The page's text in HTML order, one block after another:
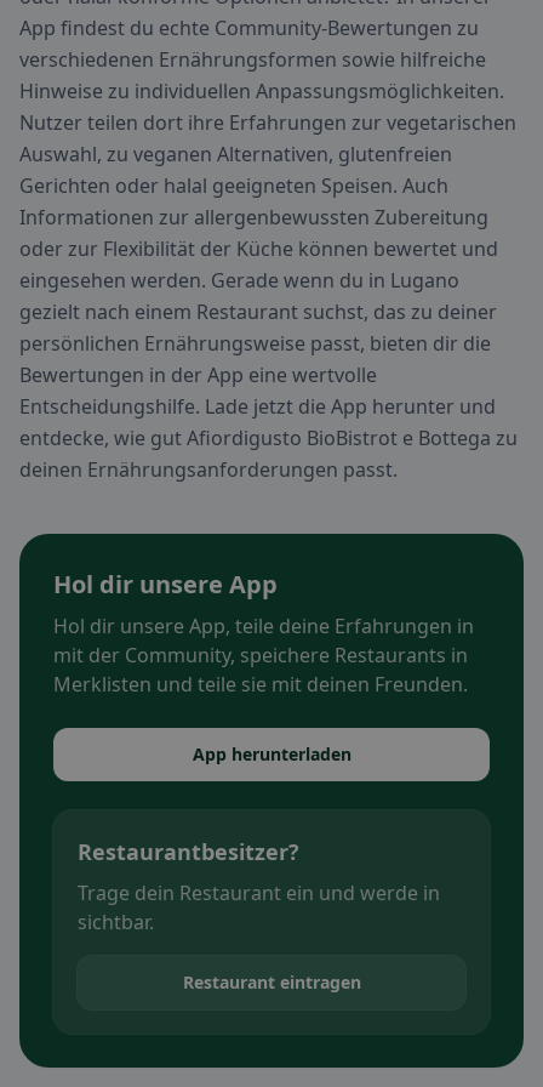
App findest du echte Community-Bewertungen zu
verschiedenen Ernährungsformen sowie hilfreiche
Hinweise zu individuellen Anpassungsmöglichkeiten.
Nutzer teilen dort ihre Erfahrungen zur vegetarischen
Auswahl, zu veganen Alternativen, glutenfreien
Gerichten oder halal geeigneten Speisen. Auch
Informationen zur allergenbewussten Zubereitung
oder zur Flexibilität der Küche können bewertet und
eingesehen werden. Gerade wenn du in Lugano
gezielt nach einem Restaurant suchst, das zu deiner
persönlichen Ernährungsweise passt, bieten dir die
Bewertungen in der App eine wertvolle
Entscheidungshilfe. Lade jetzt die App herunter und
entdecke, wie gut Afiordigusto BioBistrot e Bottega zu
deinen Ernährungsanforderungen passt.
Hol dir unsere App
Hol dir unsere App, teile deine Erfahrungen in
mit der Community, speichere Restaurants in
Merklisten und teile sie mit deinen Freunden.
App herunterladen
Restaurantbesitzer?
Trage dein Restaurant ein und werde in
sichtbar.
Restaurant eintragen